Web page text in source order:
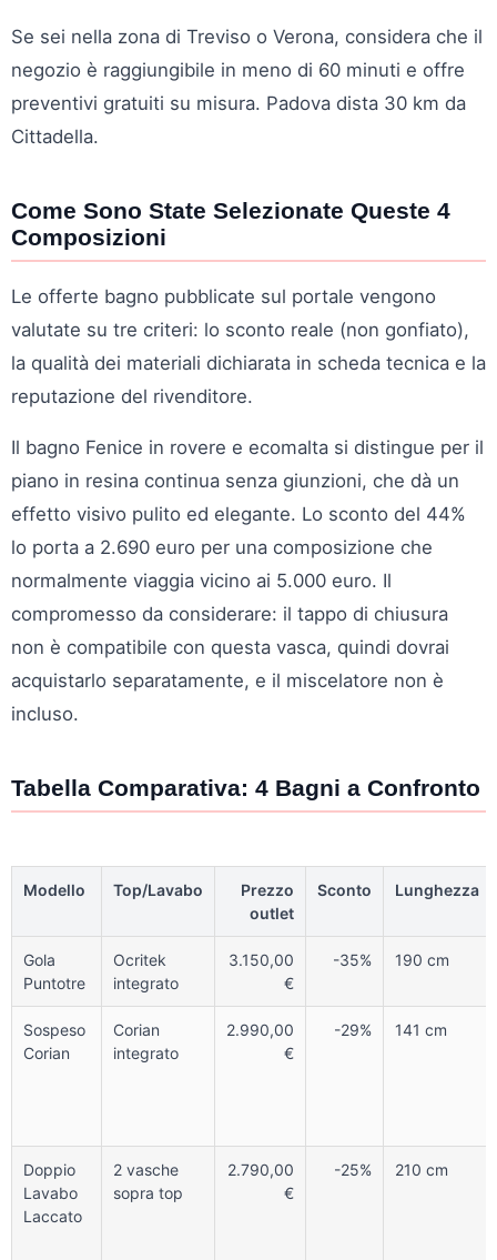
Se sei nella zona di Treviso o Verona, considera che il
negozio è raggiungibile in meno di 60 minuti e offre
preventivi gratuiti su misura. Padova dista 30 km da
Cittadella.
Come Sono State Selezionate Queste 4
Composizioni
Le offerte bagno pubblicate sul portale vengono
valutate su tre criteri: lo sconto reale (non gonfiato),
la qualità dei materiali dichiarata in scheda tecnica e la
reputazione del rivenditore.
Il bagno Fenice in rovere e ecomalta si distingue per il
piano in resina continua senza giunzioni, che dà un
effetto visivo pulito ed elegante. Lo sconto del 44%
lo porta a 2.690 euro per una composizione che
normalmente viaggia vicino ai 5.000 euro. Il
compromesso da considerare: il tappo di chiusura
non è compatibile con questa vasca, quindi dovrai
acquistarlo separatamente, e il miscelatore non è
incluso.
Tabella Comparativa: 4 Bagni a Confronto
Modello Top/Lavabo
Prezzo
outlet
Sconto Lunghezza
Gola
Puntotre
Ocritek
integrato
3.150,00
€
-35% 190 cm
Sospeso
Corian
Corian
integrato
2.990,00
€
-29% 141 cm
Doppio
Lavabo
Laccato
2 vasche
sopra top
2.790,00
€
-25% 210 cm